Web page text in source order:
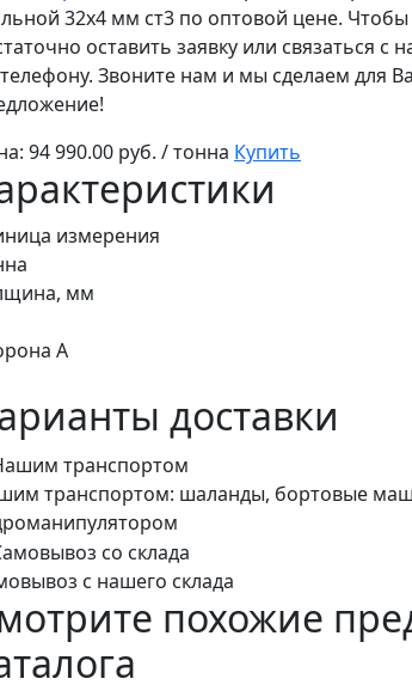
32х4 мм ст3 по оптовой цене. Чтобы
оставить заявку или связаться
Звоните нам и мы сделаем для
94 990.00 руб. / тонна Купить
измерения
мм
A
доставки
транспортом: шаланды, бортовые
с нашего склада
похожие